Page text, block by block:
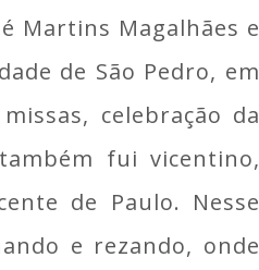
Martins Magalhães e
de São Pedro, em
celebração da
fui vicentino,
de Paulo. Nesse
e rezando, onde